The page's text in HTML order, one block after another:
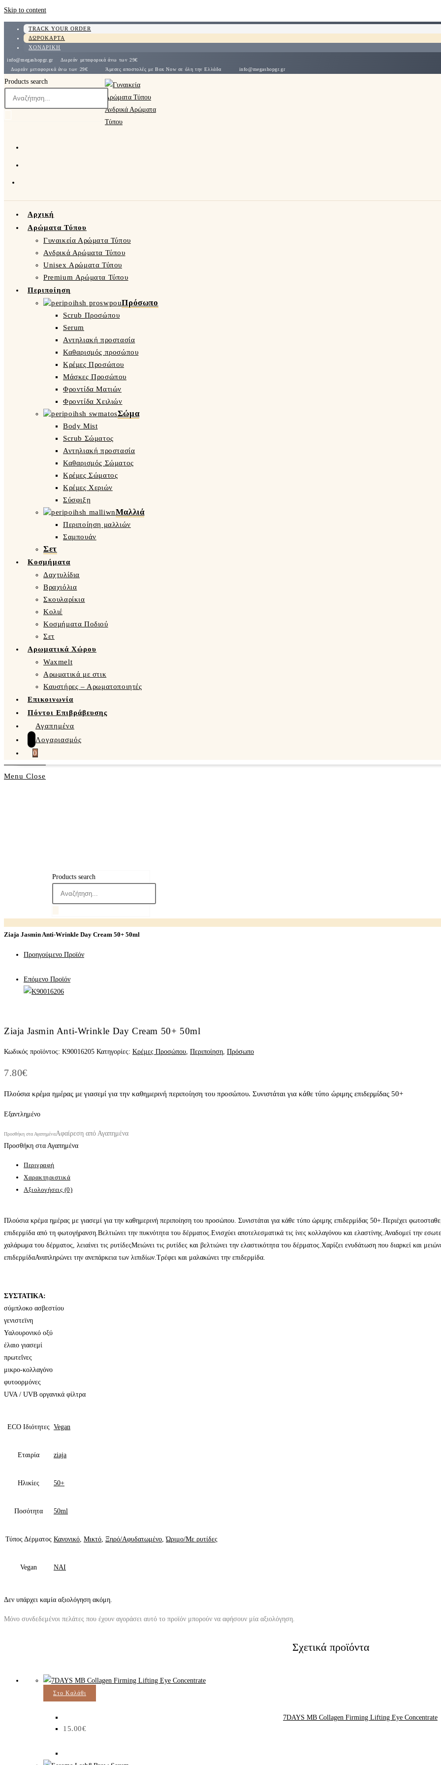
Skip to content
TRACK YOUR ORDER
ΔΩΡΟΚΑΡΤΑ
ΧΟΝΔΡΙΚΗ
info@megashopgr.gr
Δωρεάν μεταφορικά άνω των 29€
Δωρεάν μεταφορικά άνω των 29€
Άμεσες αποστολές με Box Now σε όλη την Ελλάδα info@megashopgr.gr
Products search
Αρχική
Αρώματα Τύπου
Γυναικεία Αρώματα Τύπου
Ανδρικά Αρώματα Τύπου
Unisex Αρώματα Τύπου
Premium Αρώματα Τύπου
Περιποίηση
Πρόσωπο
Scrub Προσώπου
Serum
Αντηλιακή προστασία
Καθαρισμός προσώπου
Κρέμες Προσώπου
Μάσκες Προσώπου
Φροντίδα Ματιών
Φροντίδα Χειλιών
Σώμα
Body Mist
Scrub Σώματος
Αντηλιακή προστασία
Καθαρισμός Σώματος
Κρέμες Σώματος
Κρέμες Χεριών
Σύσφιξη
Μαλλιά
Περιποίηση μαλλιών
Σαμπουάν
Σετ
Κοσμήματα
Δαχτυλίδια
Βραχιόλια
Σκουλαρίκια
Κολιέ
Κοσμήματα Ποδιού
Σετ
Αρωματικά Χώρου
Waxmelt
Αρωματικά με στικ
Καυστήρες – Αρωματοποιητές
Επικοινωνία
Πόντοι Επιβράβευσης
Αγαπημένα
Λογαριασμός
0
Menu Close
Products search
Ziaja Jasmin Anti-Wrinkle Day Cream 50+ 50ml
Προηγούμενο Προϊόν
Επόμενο Προϊόν
Ziaja Jasmin Anti-Wrinkle Day Cream 50+ 50ml
Κωδικός προϊόντος: K90016205 Κατηγορίες: Κρέμες Προσώπου Περιποίηση Πρόσωπο
7.80€
Πλούσια κρέμα ημέρας με γιασεμί για την καθημερινή περιποίηση του προσώπου. Συνιστάται για κάθε τύπο ώριμης επιδερμίδας 50+
Εξαντλημένο
Προσθήκη στα ΑγαπημέναΑφαίρεση από Αγαπημένα
Προσθήκη στα Αγαπημένα
Περιγραφή
Χαρακτηριστικά
Αξιολογήσεις (0)
Πλούσια κρέμα ημέρας με γιασεμί για την καθημερινή περιποίηση του προσώπου. Συνιστάται για κάθε τύπο ώριμης επιδερμίδας 50+.Περιέχει
επιδερμίδα από τη φωτογήρανση.Βελτιώνει την πυκνότητα του δέρματος.Ενισχύει αποτελεσματικά τις ίνες κολλαγόνου και ελαστίνης.Αναδομεί την
χαλάρωμα του δέρματος, λειαίνει τις ρυτίδεςΜειώνει τις ρυτίδες και βελτιώνει την ελαστικότητα του δέρματος.Χαρίζει ενυδάτωση που διαρκεί και
επιδερμίδαΑναπληρώνει την ανεπάρκεια των λιπιδίων.Τρέφει και μαλακώνει την επιδερμίδα.
ΣΥΣΤΑΤΙΚΑ:
σύμπλοκο ασβεστίου
γενιστεϊνη
Υαλουρονικό οξύ
έλαιο γιασεμί
πρωτεΐνες
μικρο-κολλαγόνο
φυτοορμόνες
UVA / UVB οργανικά φίλτρα
ECO Ιδιότητες Vegan
Εταιρία ziaja
Ηλικίες 50+
Ποσότητα 50ml
Τύπος Δέρματος Κανονικό Μικτό Ξηρό/Αφυδατωμένο ,Ώριμο/Με ρυτίδες
Vegan ΝΑΙ
Δεν υπάρχει καμία αξιολόγηση ακόμη.
Μόνο συνδεδεμένοι πελάτες που έχουν αγοράσει αυτό το προϊόν μπορούν να αφήσουν μία αξιολόγηση.
Σχετικά προϊόντα
Στο Καλάθι
7DAYS MB Collagen Firming Lifting Eye Concentrate
15.00€